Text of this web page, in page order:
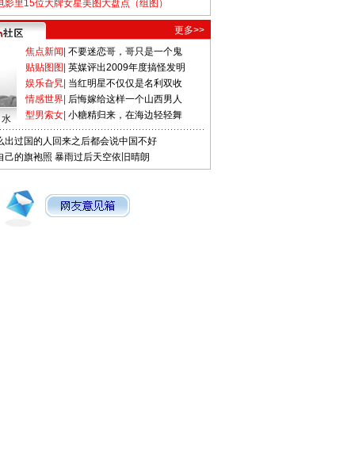
影里15位大牌女星美图大盘点（组图）
更多>>
焦点新闻 不要迷恋哥，哥只是一个鬼
贴贴图图 英媒评出2009年度搞怪发明
娱乐旮旯 当红明星不仅仅是名利双收
情感世界 后悔嫁给这样一个山西男人
型男索女 小糖精归来，在海边轻轻舞
出过国的人回来之后都会说中国不好
己的旗袍照 暴雨过后天空依旧晴朗